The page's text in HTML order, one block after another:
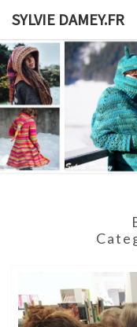
content
SYLVIE DAMEY.FR